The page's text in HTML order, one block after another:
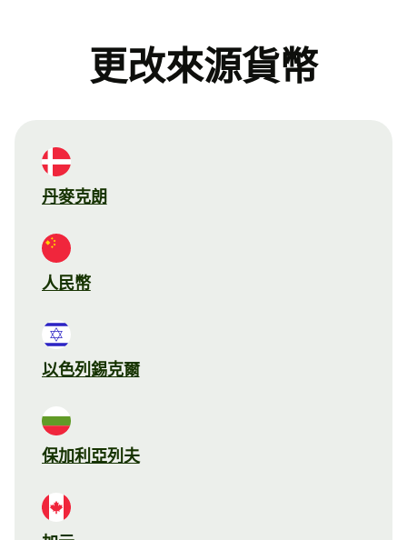
更改來源貨幣
丹麥克朗
人民幣
以色列錫克爾
保加利亞列夫